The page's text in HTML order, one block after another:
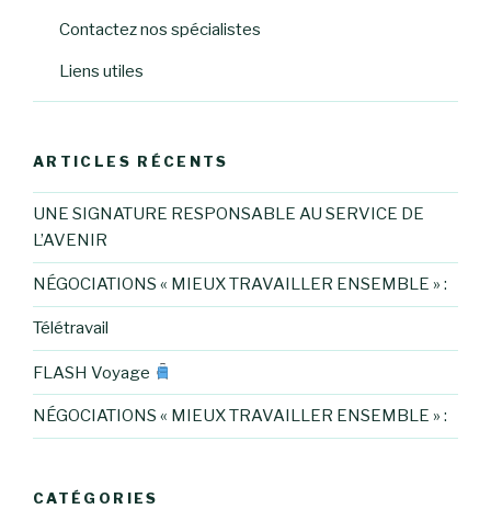
Contactez nos spécialistes
Liens utiles
ARTICLES RÉCENTS
UNE SIGNATURE RESPONSABLE AU SERVICE DE
L’AVENIR
NÉGOCIATIONS « MIEUX TRAVAILLER ENSEMBLE » :
Télétravail
FLASH Voyage
NÉGOCIATIONS « MIEUX TRAVAILLER ENSEMBLE » :
CATÉGORIES